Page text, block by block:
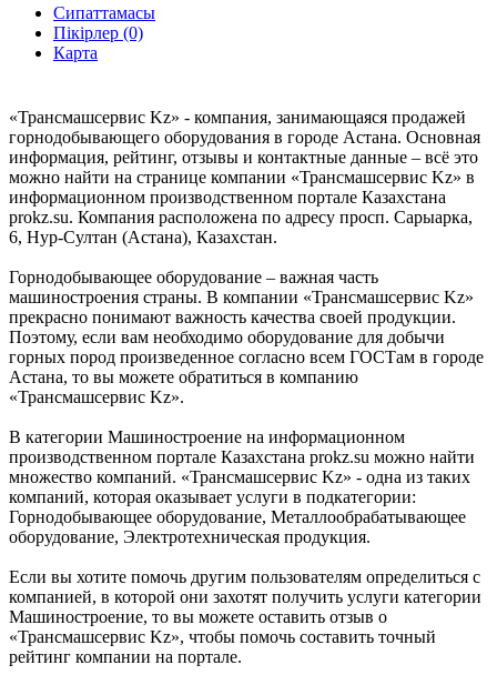
Сипаттамасы
Пікірлер (0)
Карта
«Трансмашсервис Kz» - компания, занимающаяся продажей
горнодобывающего оборудования в городе Астана. Основная
информация, рейтинг, отзывы и контактные данные – всё это
можно найти на странице компании «Трансмашсервис Kz» в
информационном производственном портале Казахстана
prokz.su. Компания расположена по адресу просп. Сарыарка,
6, Нур-Султан (Астана), Казахстан.
Горнодобывающее оборудование – важная часть
машиностроения страны. В компании «Трансмашсервис Kz»
прекрасно понимают важность качества своей продукции.
Поэтому, если вам необходимо оборудование для добычи
горных пород произведенное согласно всем ГОСТам в городе
Астана, то вы можете обратиться в компанию
«Трансмашсервис Kz».
В категории Машиностроение на информационном
производственном портале Казахстана prokz.su можно найти
множество компаний. «Трансмашсервис Kz» - одна из таких
компаний, которая оказывает услуги в подкатегории:
Горнодобывающее оборудование, Металлообрабатывающее
оборудование, Электротехническая продукция.
Если вы хотите помочь другим пользователям определиться с
компанией, в которой они захотят получить услуги категории
Машиностроение, то вы можете оставить отзыв о
«Трансмашсервис Kz», чтобы помочь составить точный
рейтинг компании на портале.